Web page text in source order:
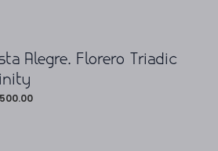
Alegre. Florero Triadic